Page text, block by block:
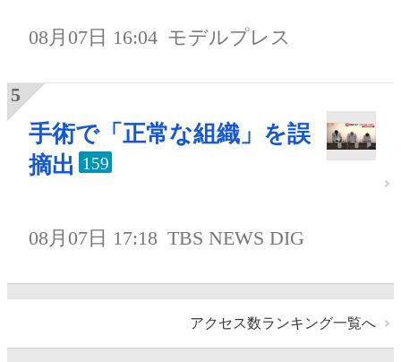
08月07日 16:04 モデルプレス
手術で「正常な組織」を誤
摘出 159
08月07日 17:18 TBS NEWS DIG
アクセス数ランキング一覧へ